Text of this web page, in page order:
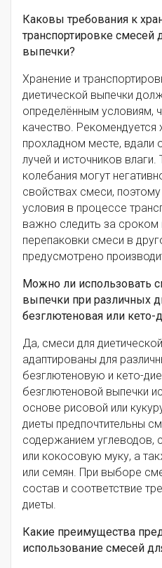
Каковы требования к
транспортировке смесей
выпечки?
Хранение и
диетической выпечки
определённым условиям,
качество. Рекомендуется
прохладном месте, вдали
лучей и источников
колебания могут
свойствах смеси,
условия в процессе
важно следить за сроком
перепаковки смеси в
предусмотрено
Можно ли использовать
выпечки при различных
безглютеновая или кето-
Да, смеси для
адаптированы для
безглютеновую и кето-
безглютеновой выпечки
основе рисовой или
диеты предпочтительны
содержанием
или кокосовую муку, а
или семян. При выборе
состав и соответствие
диеты.
Какие преимущества
использование смесей